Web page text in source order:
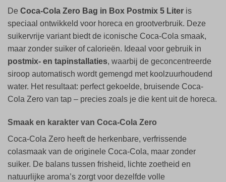
De Coca-Cola Zero Bag in Box Postmix 5 Liter is
speciaal ontwikkeld voor horeca en grootverbruik. Deze
suikervrije variant biedt de iconische Coca-Cola smaak,
maar zonder suiker of calorieën. Ideaal voor gebruik in
postmix- en tapinstallaties, waarbij de geconcentreerde
siroop automatisch wordt gemengd met koolzuurhoudend
water. Het resultaat: perfect gekoelde, bruisende Coca-
Cola Zero van tap – precies zoals je die kent uit de horeca.
Smaak en karakter van Coca-Cola Zero
Coca-Cola Zero heeft de herkenbare, verfrissende
colasmaak van de originele Coca-Cola, maar zonder
suiker. De balans tussen frisheid, lichte zoetheid en
natuurlijke aroma’s zorgt voor dezelfde volle